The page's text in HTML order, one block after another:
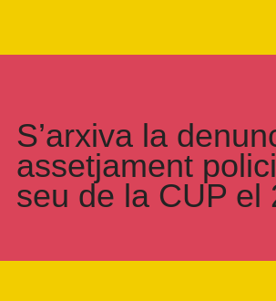
S’arxiva la
assetjament
seu de la CUP el